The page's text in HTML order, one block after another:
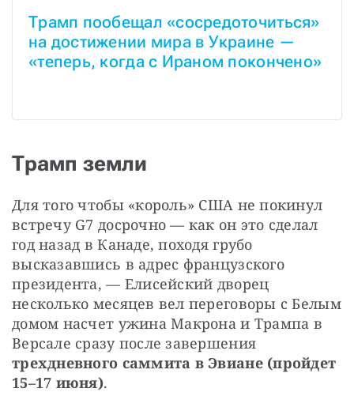
Трамп пообещал «сосредоточиться»
на достижении мира в Украине —
«теперь, когда с Ираном покончено»
Трамп земли
Для того чтобы «король» США не покинул
встречу G7 досрочно — как он это сделал
год назад в Канаде, походя грубо
высказавшись в адрес французского
президента, — Елисейский дворец
несколько месяцев вел переговоры с Белым
домом насчет ужина Макрона и Трампа в
трехдневного саммита в Эвиане (пройдет
15–17 июня).